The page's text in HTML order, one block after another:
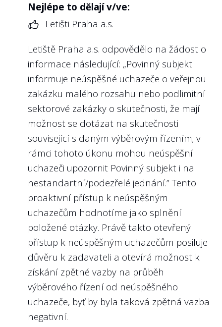
Vyhodnocuje státní firma na webu nebo
výkonnostních kritérií (KPIs) jako tržby,
zisk či ukazatele týkající se předmětu
podnikání státní firmy zpětně za
předcházející rok?
Doporučení:
V případě, že management selhává, má
veřejnost působit na politickou
reprezentaci, aby neblahý stav napravila.
Opačně i pro management státních firem,
který naplňuje stanovená KPI, je zveřejnění
dosažených hodnot obranou před
případným politickým tlakem nebo
odvoláním ze zástupných důvodů.
Nejlépe to dělají v/ve:
Správě železnic, s.o.
Jsou na webu státní firmy zveřejněny
profesní životopisy všech členů
alespoň informace o dosaženém
vzdělání a předchozím zaměstnání?
Doporučení:
Stejně jako u členů představenstva by i
členové kontrolních orgánů (typicky
dozorčí rady) měli mít na webu snadno
dohledatelný alespoň stručný životopis.
Předně jde o zástupce vlastníka (v
přeneseném smyslu zástupce veřejnosti),
kteří dohlíží na výkon funkce členů
managementu. Jejich profesní životopis by
tedy měl odpovídat důležitosti a nárokům
na takové funkce.
Právě u členů dozorčích rad se skloňuje
pojem „politická trafika“. Z našeho pohledu
není problematické napojení člena
kontrolního orgánu na konkrétní politickou
stranu. U státních firem je za výběr členů
kontrolního výboru (mimo zástupce
Nejlépe to dělají v/ve:
Letišti Praha a.s.
Letiště Praha a.s. odpovědělo na žádost o
informace následující: „Povinný subjekt
informuje neúspěšné uchazeče o veřejnou
zakázku malého rozsahu nebo podlimitní
sektorové zakázky o skutečnosti, že mají
možnost se dotázat na skutečnosti
související s daným výběrovým řízením; v
rámci tohoto úkonu mohou neúspěšní
uchazeči upozornit Povinný subjekt i na
nestandartní/podezřelé jednání.” Tento
proaktivní přístup k neúspěšným
uchazečům hodnotíme jako splnění
položené otázky. Právě takto otevřený
přístup k neúspěšným uchazečům posiluje
důvěru k zadavateli a otevírá možnost k
získání zpětné vazby na průběh
výběrového řízení od neúspěšného
uchazeče, byť by byla taková zpětná vazba
negativní.